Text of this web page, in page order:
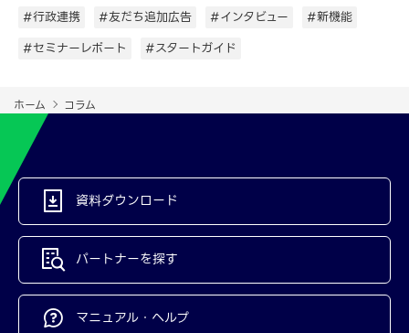
#行政連携
#友だち追加広告 #インタビュー
#新機能
#セミナーレポート
#スタートガイド
ホーム コラム
資料ダウンロード
パートナーを探す
マニュアル・ヘルプ